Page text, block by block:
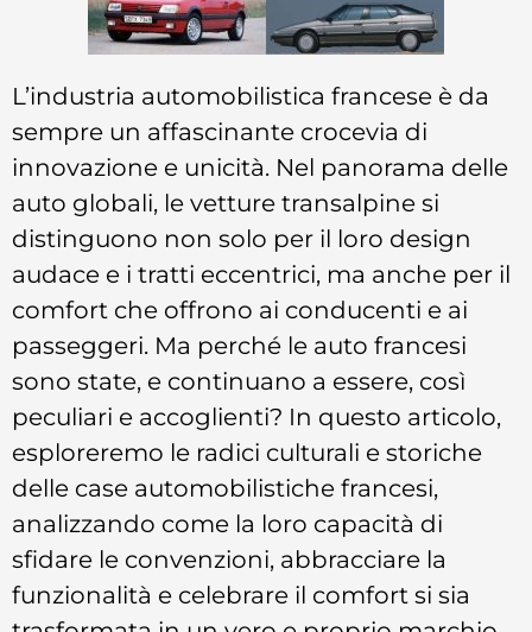
L’industria automobilistica francese è da
sempre un affascinante crocevia di
innovazione e unicità. Nel panorama delle
auto globali, le vetture transalpine si
distinguono non solo per il loro design
audace e i tratti eccentrici, ma anche per il
comfort che offrono ai conducenti e ai
passeggeri. Ma perché le auto francesi
sono state, e continuano a essere, così
peculiari e accoglienti? In questo articolo,
esploreremo le radici culturali e storiche
delle case automobilistiche francesi,
analizzando come la loro capacità di
sfidare le convenzioni, abbracciare la
funzionalità e celebrare il comfort si sia